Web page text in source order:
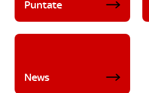
Puntate
News